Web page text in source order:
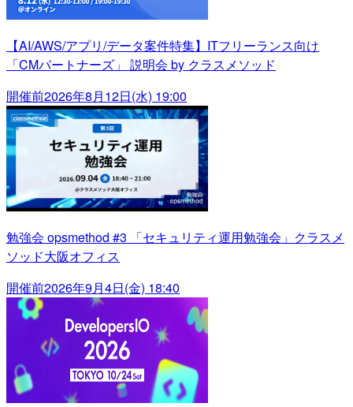
【AI/AWS/アプリ/データ案件特集】ITフリーランス向け
「CMパートナーズ」 説明会 by クラスメソッド
開催前2026年8月12日(水) 19:00
勉強会 opsmethod #3 「セキュリティ運用勉強会」クラスメ
ソッド大阪オフィス
開催前2026年9月4日(金) 18:40